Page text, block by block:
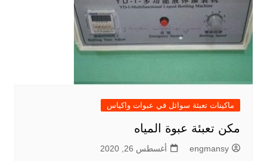
ماكينات تعبئة سوائل في عبوات واكياس
مكن تعبئة عبوة المياه
engmansy أغسطس 26, 2020